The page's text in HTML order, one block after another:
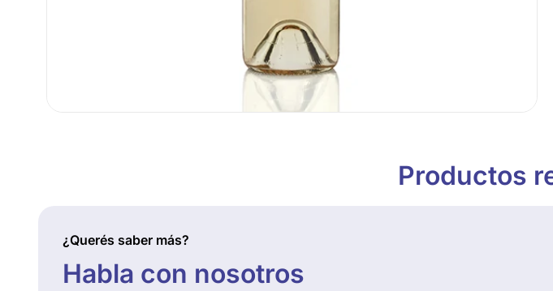
Productos
¿Querés saber más?
Habla con nosotros